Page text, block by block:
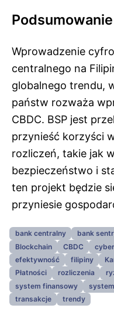
Podsumowanie
Wprowadzenie
centralnego na
globalnego trendu,
państw rozważa
CBDC. BSP jest
przynieść korzyści
rozliczeń, takie jak
bezpieczeństwo i
ten projekt będzie
przyniesie
bank centralny bank
Blockchain
CBDC
efektywność
filipiny
Płatności
rozliczenia
system finansowy
transakcje
trendy